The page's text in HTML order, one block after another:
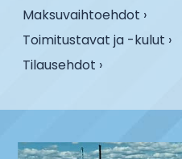
Maksuvaihtoehdot ›
Toimitustavat ja -kulut ›
Tilausehdot ›